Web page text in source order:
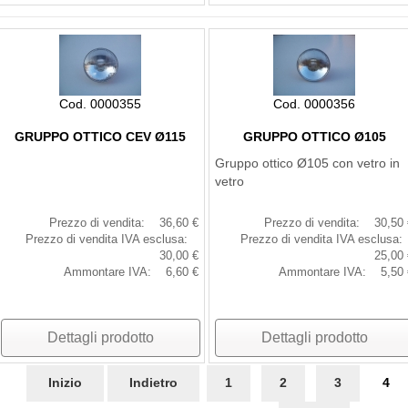
Cod. 0000355
GRUPPO OTTICO CEV Ø115
Prezzo di vendita:
36,60 €
Prezzo di vendita IVA esclusa:
30,00 €
Ammontare IVA:
6,60 €
Dettagli prodotto
Cod. 0000356
GRUPPO OTTICO Ø105
Gruppo ottico Ø105 con vetro in
vetro
Prezzo di vendita:
30,50
Prezzo di vendita IVA esclusa:
25,00
Ammontare IVA:
5,50
Dettagli prodotto
Inizio Indietro 1 2 3 4